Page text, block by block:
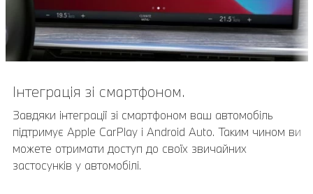
Інтеграція зі смартфоном.
Завдяки інтеграції зі смартфоном ваш автомобіль
підтримує Apple CarPlay і Android Auto. Таким чином ви
можете отримати доступ до своїх звичайних
застосунків у автомобілі.